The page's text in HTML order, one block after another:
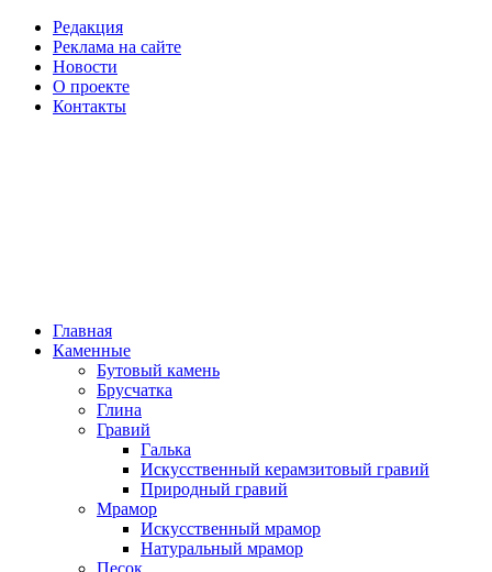
Редакция
Реклама на сайте
Новости
О проекте
Контакты
Главная
Каменные
Бутовый камень
Брусчатка
Глина
Гравий
Галька
Искусственный керамзитовый гравий
Природный гравий
Мрамор
Искусственный мрамор
Натуральный мрамор
Песок